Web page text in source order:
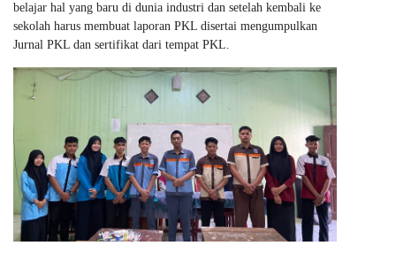
belajar hal yang baru di dunia industri dan setelah kembali ke
sekolah harus membuat laporan PKL disertai mengumpulkan
Jurnal PKL dan sertifikat dari tempat PKL.